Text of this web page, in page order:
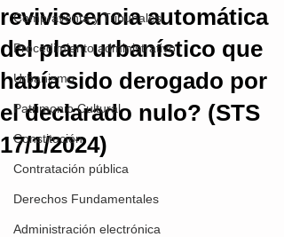
Compraventa y Tribunales
Procedimiento administrativo
Urbanismo
Patrimonio Cultural
Constitución
Contratación pública
Derechos Fundamentales
Administración electrónica
reviviscencia automática
del plan urbanístico que
había sido derogado por
el declarado nulo? (STS
17/1/2024)